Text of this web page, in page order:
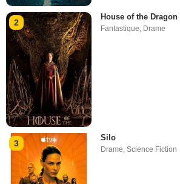
2
House of the Dragon
Fantastique, Drame
3
Silo
Drame ,Science Fiction